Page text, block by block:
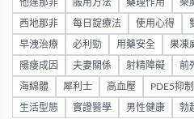
他達那非 服用方法 藥理作用 樂
西地那非 每日錠療法 使用心得
早洩治療 必利勁 用藥安全 果凍
陽痿成因 夫妻關係 射精障礙 前
海綿體 犀利士 高血壓 PDE5抑
生活型態 實證醫學 男性健康 勃